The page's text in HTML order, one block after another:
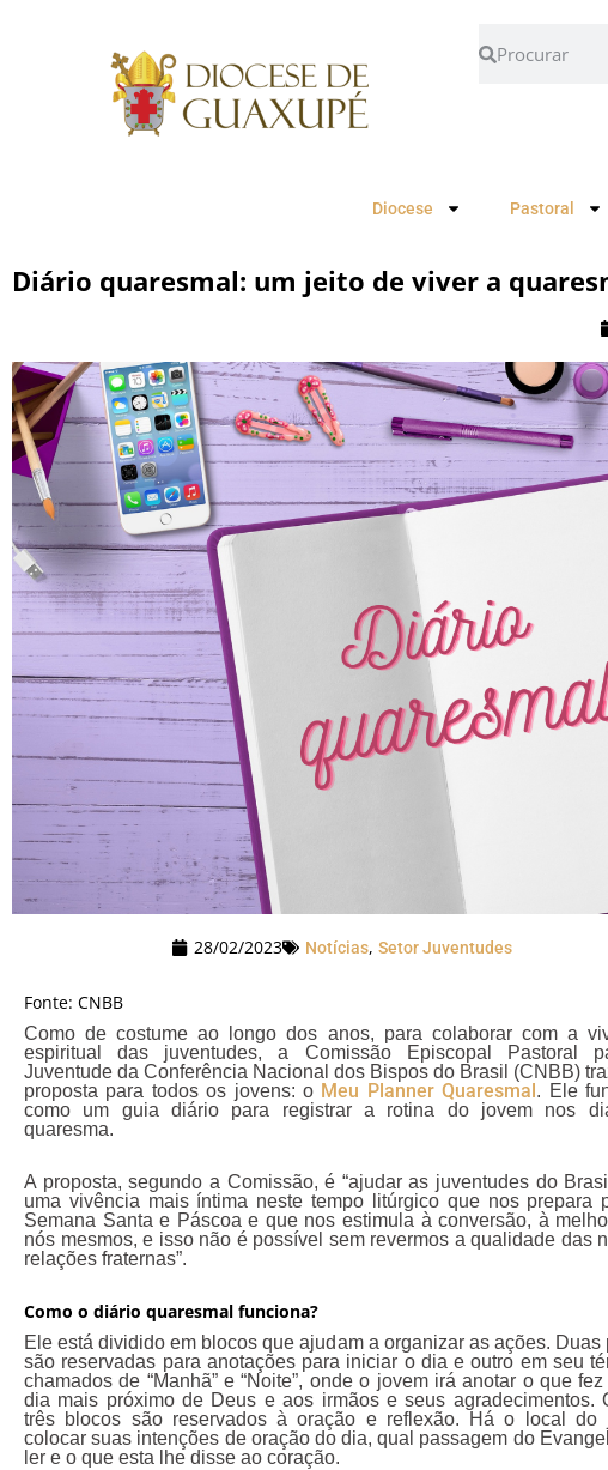
Diocese Pastoral
Diário quaresmal: um jeito de viver a
28/02/2023 Notícias, Setor Juventudes
Fonte: CNBB
Como de costume ao longo dos anos, para colaborar com a
espiritual das juventudes, a Comissão Episcopal Pastoral
Juventude da Conferência Nacional dos Bispos do Brasil (CNBB)
proposta para todos os jovens: o Meu Planner Quaresmal. Ele
como um guia diário para registrar a rotina do jovem nos
quaresma.
A proposta, segundo a Comissão, é “ajudar as juventudes do
uma vivência mais íntima neste tempo litúrgico que nos prepara
Semana Santa e Páscoa e que nos estimula à conversão, à
nós mesmos, e isso não é possível sem revermos a qualidade das
relações fraternas”.
Como o diário quaresmal funciona?
Ele está dividido em blocos que ajudam a organizar as ações. Duas
são reservadas para anotações para iniciar o dia e outro em seu
chamados de “Manhã” e “Noite”, onde o jovem irá anotar o que
dia mais próximo de Deus e aos irmãos e seus agradecimentos.
três blocos são reservados à oração e reflexão. Há o local do
colocar suas intenções de oração do dia, qual passagem do
ler e o que esta lhe disse ao coração.